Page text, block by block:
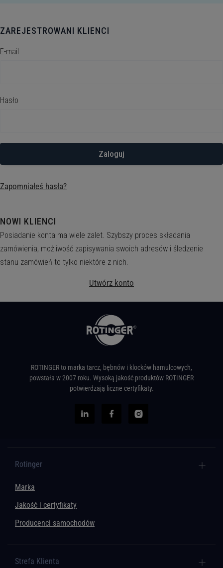
ZAREJESTROWANI KLIENCI
E-mail
Hasło
Zapomniałeś hasła?
Zaloguj
NOWI KLIENCI
Posiadanie konta ma wiele zalet. Szybszy proces składania
zamówienia, możliwość zapisywania swoich adresów i śledzenie
stanu zamówień to tylko niektóre z nich.
Utwórz konto
ROTINGER to marka tarcz, bębnów i klocków hamulcowych,
powstała w 2007 roku. Wysoką jakość produktów ROTINGER
potwierdzają liczne certyfikaty.
Rotinger
Marka
Jakość i certyfikaty
Producenci samochodów
Strefa Klienta